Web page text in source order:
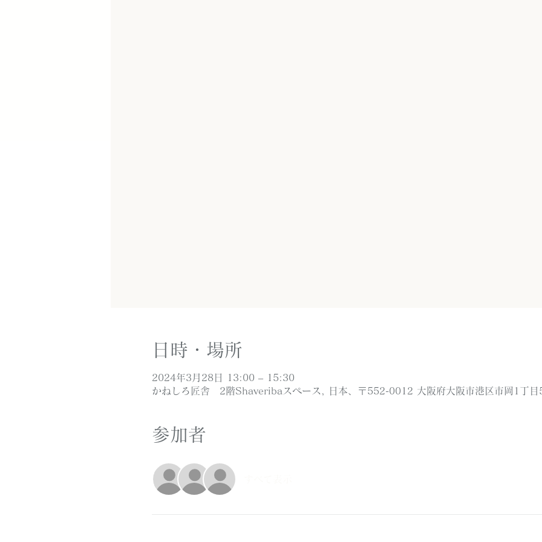
日時・場所
2024年3月28日 13:00 – 15:30
かねしろ匠舎 2階Shaveribaスペース, 日本、〒552-0012 大阪府大阪市港区市岡1丁目
参加者